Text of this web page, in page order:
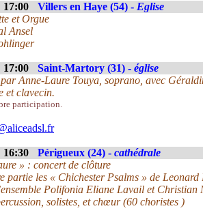
17:00 Villers en Haye (54) - Eglise
et Orgue
Ansel
17:00 Saint-Martory (31) - église
Anne-Laure Touya, soprano, avec
et clavecin.
participation.
16:30 Périgueux (24) - cathédrale
» : concert de clôture
partie les « Chichester Psalms » de Leonard
Polifonia Eliane Lavail et Christian
solistes, et chœur (60 choristes )